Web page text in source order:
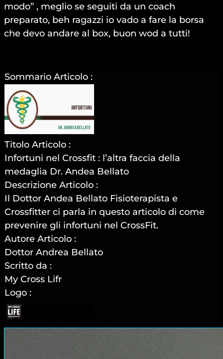
modo” , meglio se seguiti da un coach
preparato, beh ragazzi io vado a fare la borsa
che devo andare al box, buon wod a tutti!
Sommario Articolo :
Titolo Articolo :
Infortuni nel Crossfit : l’altra faccia della
medaglia Dr. Andea Bellato
Descrizione Articolo :
Il Dottor Andea Bellato Fisioterapista e
Crossfitter ci parla in questo articolo di come
prevenire gli infortuni nel CrossFit.
Autore Articolo :
Dottor Andrea Bellato
Scritto da :
My Cross Lifr
Logo :